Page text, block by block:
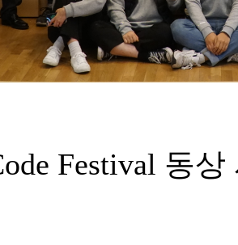
Festival 동상